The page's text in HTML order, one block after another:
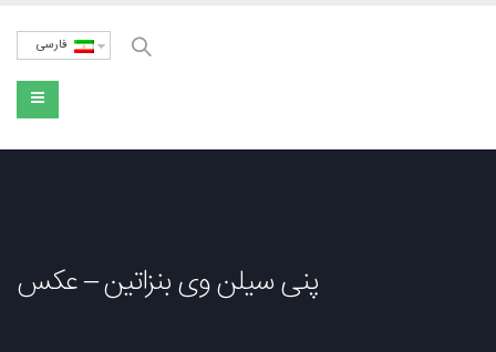
فارسی
پنی سیلن وی بنزاتین – عکس